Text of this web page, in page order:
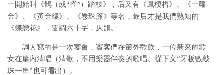
一開始叫《鵲（或“雀”）踏枝》，后又有《鳳棲梧》、《一籮
金》、《黃金縷》、《卷珠簾》等名，最后才是我們熟知的
《蝶戀花》，雙調六十字，仄韻。
詞人寫的是一次宴會，賓客們在簾外歡飲，一位新來的歌
女在簾內清唱（清歌，不用樂器伴奏的歌唱。從下文“牙板數敲
珠一串”也可看出）。